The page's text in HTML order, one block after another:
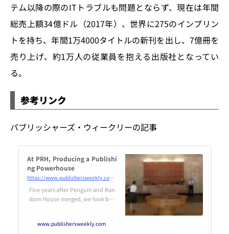
テム以降の際のITトラブルも問題とならず、現在は年間
総売上額34億ドル（2017年）、世界に275のインプリン
トを持ち、年間1万4000タイトルの新刊を出し、7億冊を
売り上げ、約1万人の従業員を抱える出版社となってい
る。
参考リンク
パブリッシャーズ・ウィークリーの記事
At PRH, Producing a Publishi
ng Powerhouse
https://www.publishersweekly.com/pw/by-topic/industry-news/publisher-news/article/77617-at-prh-producing-a-publishing-powerhouse.html
Five years after Penguin and Ran
dom House merged, we look bac
www.publishersweekly.com